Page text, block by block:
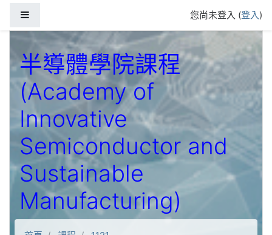
您尚未登入 (登入)
半導體學院課程
(Academy of
Innovative
Semiconductor and
Sustainable
Manufacturing)